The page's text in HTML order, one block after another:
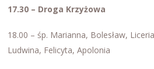
17.30 – Droga Krzyżowa
18.00 – śp. Marianna, Bolesław,
Ludwina, Felicyta, Apolonia